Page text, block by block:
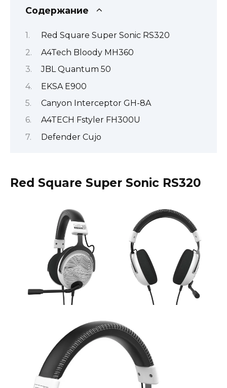
Содержание
Red Square Super Sonic RS320
A4Tech Bloody MH360
JBL Quantum 50
EKSA E900
Canyon Interceptor GH-8A
A4TECH Fstyler FH300U
Defender Сujo
Red Square Super Sonic RS320